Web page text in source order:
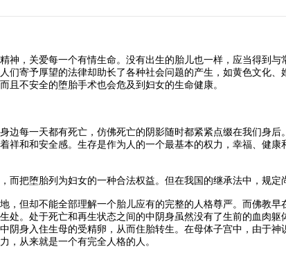
，关爱每一个有情生命。没有出生的胎儿也一样，应当得到与
们寄予厚望的法律却助长了各种社会问题的产生，如黄色文化
且不安全的堕胎手术也会危及到妇女的生命健康。
每一天都有死亡，仿佛死亡的阴影随时都紧紧点缀在我们身后
祥和和安全感。生存是作为人的一个最基本的权力，幸福、健
把堕胎列为妇女的一种合法权益。但在我国的继承法中，规定
但却不能全部理解一个胎儿应有的完整的人格尊严。而佛教
处。处于死亡和再生状态之间的中阴身虽然没有了生前的血肉
阴身入住生母的受精卵，从而住胎转生。在母体子宫中，由于
，从来就是一个有完全人格的人。